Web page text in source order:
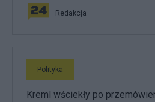
Redakcja
Polityka
Kreml wściekły po